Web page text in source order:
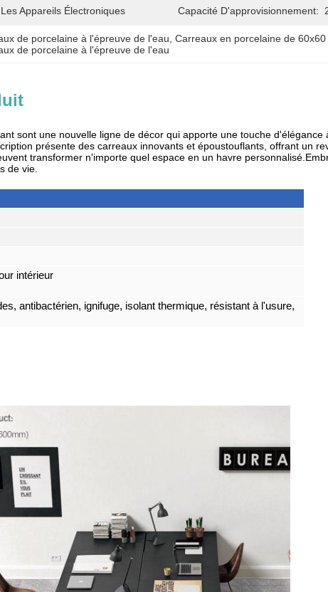
Appareils Électroniques Capacité D'approvisionnement:
de porcelaine à l'épreuve de l'eau , Carreaux en porcelaine de 60x60
de porcelaine à l'épreuve de l'eau
sont une nouvelle ligne de décor qui apporte une touche
présente des carreaux innovants et époustouflants, offrant un
transformer n'importe quel espace en un havre
de vie.
intérieur
antibactérien, ignifuge, isolant thermique, résistant à l'usure,